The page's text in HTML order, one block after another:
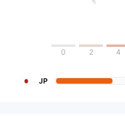
0 2 4
JP